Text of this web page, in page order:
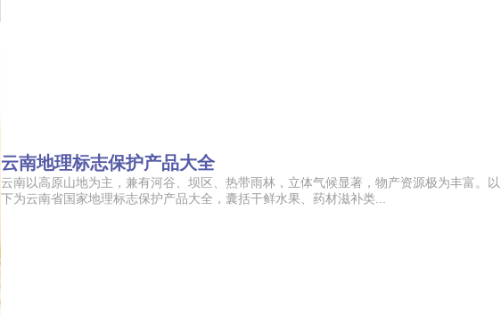
云南地理标志保护产品大全
云南以高原山地为主，兼有河谷、坝区、热带雨林，立体气候显著，物产资源极为丰富。以
下为云南省国家地理标志保护产品大全，囊括干鲜水果、药材滋补类...